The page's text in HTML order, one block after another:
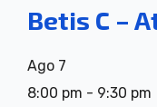
Betis C –
Ago 7
8:00 pm - 9:30 pm